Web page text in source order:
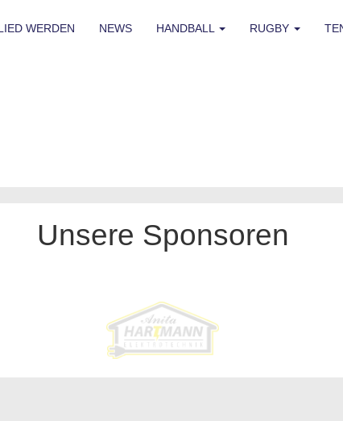
WERDEN NEWS HANDBALL RUGBY
Unsere Sponsoren